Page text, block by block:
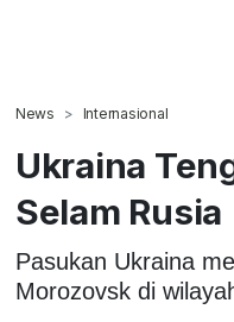
News Internasional
Ukraina
Selam Rusia
Pasukan Ukraina
Morozovsk di